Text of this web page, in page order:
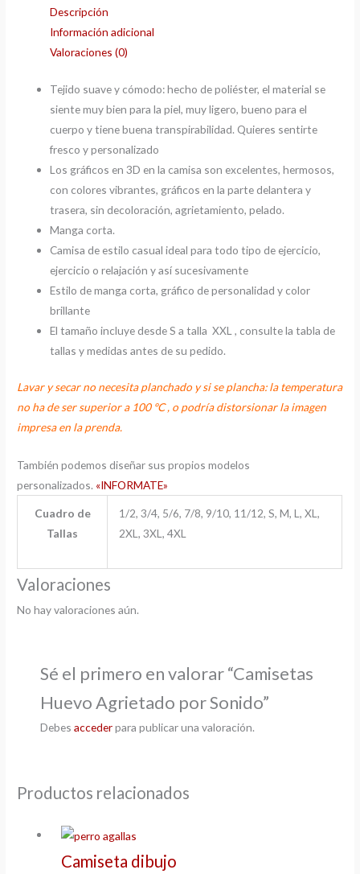
Descripción
Información adicional
Valoraciones (0)
Tejido suave y cómodo: hecho de poliéster, el material se
siente muy bien para la piel, muy ligero, bueno para el
cuerpo y tiene buena transpirabilidad. Quieres sentirte
fresco y personalizado
Los gráficos en 3D en la camisa son excelentes, hermosos,
con colores vibrantes, gráficos en la parte delantera y
trasera, sin decoloración, agrietamiento, pelado.
Manga corta.
Camisa de estilo casual ideal para todo tipo de ejercicio,
ejercicio o relajación y así sucesivamente
Estilo de manga corta, gráfico de personalidad y color
brillante
El tamaño incluye desde S a talla XXL , consulte la tabla de
tallas y medidas antes de su pedido.
Lavar y secar no necesita planchado y si se plancha: la temperatura
no ha de ser superior a 100 ºC , o podría distorsionar la imagen
impresa en la prenda.
También podemos diseñar sus propios modelos
personalizados. «INFORMATE»
Cuadro de
Tallas
1/2, 3/4, 5/6, 7/8, 9/10, 11/12, S, M, L, XL,
2XL, 3XL, 4XL
Valoraciones
No hay valoraciones aún.
Sé el primero en valorar “Camisetas
Huevo Agrietado por Sonido”
Debesaccederpara publicar una valoración.
Productos relacionados
Camiseta dibujo